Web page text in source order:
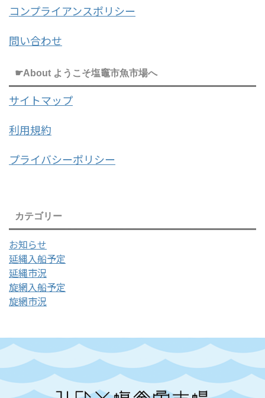
コンプライアンスポリシー
問い合わせ
☛About ようこそ塩竈市魚市場へ
サイトマップ
利用規約
プライバシーポリシー
カテゴリー
お知らせ
延縄入船予定
延縄市況
旋網入船予定
旋網市況